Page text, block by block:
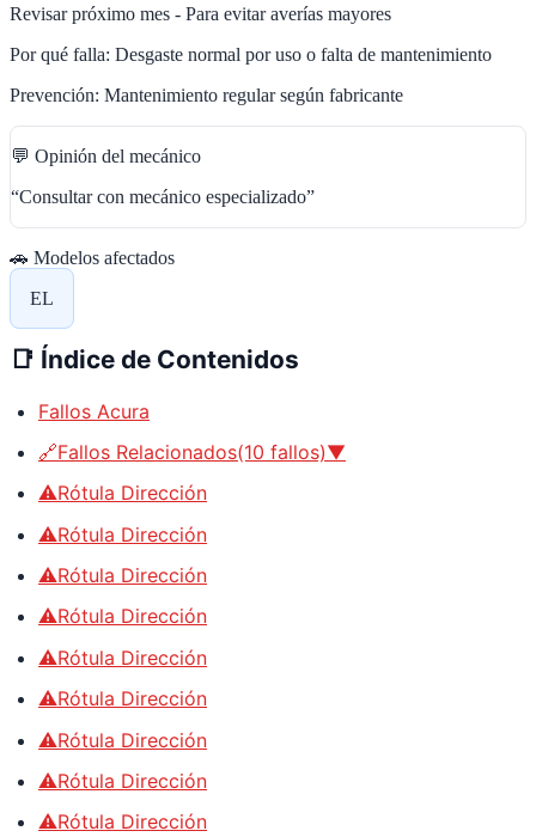
Revisar próximo mes - Para evitar averías mayores
Por qué falla: Desgaste normal por uso o falta de mantenimiento
Prevención: Mantenimiento regular según fabricante
💬 Opinión del mecánico
“Consultar con mecánico especializado”
🚗 Modelos afectados
EL
📑 Índice de Contenidos
Fallos Acura
🔗Fallos Relacionados(10 fallos)▼
⚠️Rótula Dirección
⚠️Rótula Dirección
⚠️Rótula Dirección
⚠️Rótula Dirección
⚠️Rótula Dirección
⚠️Rótula Dirección
⚠️Rótula Dirección
⚠️Rótula Dirección
⚠️Rótula Dirección